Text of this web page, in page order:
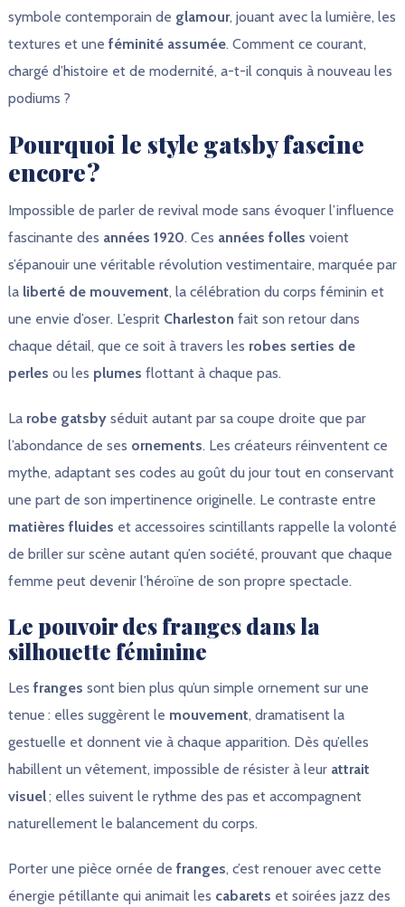
symbole contemporain de glamour, jouant avec la lumière, les
textures et une féminité assumée. Comment ce courant,
chargé d’histoire et de modernité, a-t-il conquis à nouveau les
podiums ?
Pourquoi le style gatsby fascine
encore ?
Impossible de parler de revival mode sans évoquer l’influence
fascinante des années 1920. Ces années folles voient
s’épanouir une véritable révolution vestimentaire, marquée par
la liberté de mouvement, la célébration du corps féminin et
une envie d’oser. L’esprit Charleston fait son retour dans
chaque détail, que ce soit à travers les robes serties de
perles ou les plumes flottant à chaque pas.
La robe gatsbyséduit autant par sa coupe droite que par
l’abondance de ses ornements. Les créateurs réinventent ce
mythe, adaptant ses codes au goût du jour tout en conservant
une part de son impertinence originelle. Le contraste entre
matières fluides et accessoires scintillants rappelle la volonté
de briller sur scène autant qu’en société, prouvant que chaque
femme peut devenir l’héroïne de son propre spectacle.
Le pouvoir des franges dans la
silhouette féminine
Les franges sont bien plus qu’un simple ornement sur une
tenue : elles suggèrent le mouvement, dramatisent la
gestuelle et donnent vie à chaque apparition. Dès qu’elles
habillent un vêtement, impossible de résister à leur attrait
visuel; elles suivent le rythme des pas et accompagnent
naturellement le balancement du corps.
Porter une pièce ornée de franges, c’est renouer avec cette
énergie pétillante qui animait les cabarets et soirées jazz des